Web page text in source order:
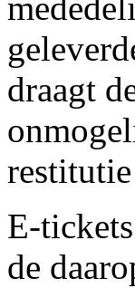
draagt
E-
de